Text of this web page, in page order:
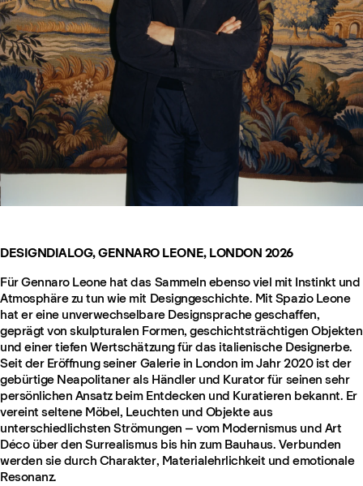
DESIGNDIALOG, GENNARO LEONE, LONDON 2026
Für Gennaro Leone hat das Sammeln ebenso viel mit Instinkt und
Atmosphäre zu tun wie mit Designgeschichte. Mit Spazio Leone
hat er eine unverwechselbare Designsprache geschaffen,
geprägt von skulpturalen Formen, geschichtsträchtigen Objekten
und einer tiefen Wertschätzung für das italienische Designerbe.
Seit der Eröffnung seiner Galerie in London im Jahr 2020 ist der
gebürtige Neapolitaner als Händler und Kurator für seinen sehr
persönlichen Ansatz beim Entdecken und Kuratieren bekannt. Er
vereint seltene Möbel, Leuchten und Objekte aus
unterschiedlichsten Strömungen – vom Modernismus und Art
Déco über den Surrealismus bis hin zum Bauhaus. Verbunden
werden sie durch Charakter, Materialehrlichkeit und emotionale
Resonanz.